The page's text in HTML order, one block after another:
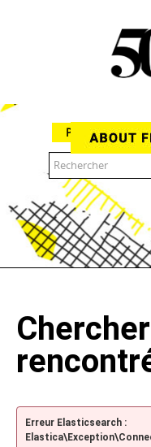
Parcourir
Erreur Elasticsearch :